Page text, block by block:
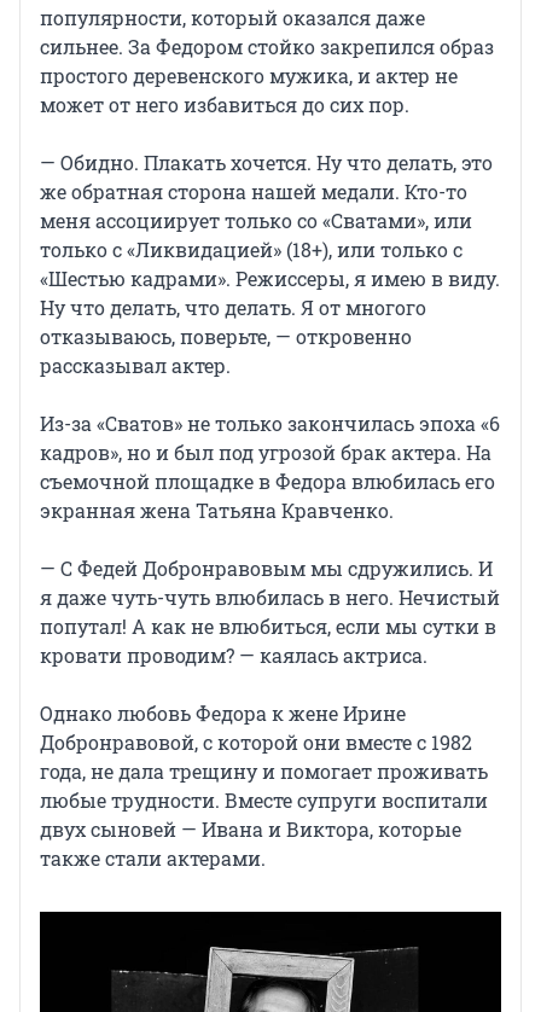
популярности, который оказался даже
сильнее. За Федором стойко закрепился образ
простого деревенского мужика, и актер не
может от него избавиться до сих пор.
— Обидно. Плакать хочется. Ну что делать, это
же обратная сторона нашей медали. Кто-то
меня ассоциирует только со «Сватами», или
только с «Ликвидацией» (18+), или только с
«Шестью кадрами». Режиссеры, я имею в виду.
Ну что делать, что делать. Я от многого
отказываюсь, поверьте, — откровенно
рассказывал актер.
Из-за «Сватов» не только закончилась эпоха «6
кадров», но и был под угрозой брак актера. На
съемочной площадке в Федора влюбилась его
экранная жена Татьяна Кравченко.
— С Федей Добронравовым мы сдружились. И
я даже чуть-чуть влюбилась в него. Нечистый
попутал! А как не влюбиться, если мы сутки в
кровати проводим? — каялась актриса.
Однако любовь Федора к жене Ирине
Добронравовой, с которой они вместе с 1982
года, не дала трещину и помогает проживать
любые трудности. Вместе супруги воспитали
двух сыновей — Ивана и Виктора, которые
также стали актерами.